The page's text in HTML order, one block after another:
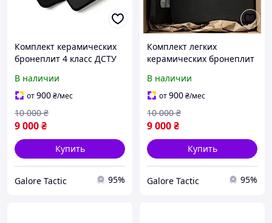
Комплект керамических
бронеплит 4 класс ДСТУ
кг Бронеплиты 4 класс
бронепласти
В наличии
от900₴/мес
9 000₴
10 000 ₴
Купить
Galore Tactic 95%
Комплект легких
керамических бронеплит
25×30 см 2 кг
В наличии
от900₴/мес
9 000₴
10 000 ₴
Купить
Galore Tactic 95%